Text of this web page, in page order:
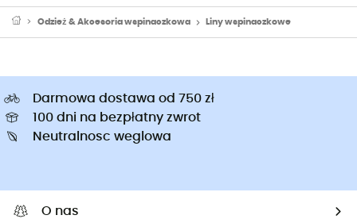
Odzież & Akcesoria wspinaczkowa Liny wspinaczkowe
Darmowa dostawa od 750 zł
100 dni na bezpłatny zwrot
Neutralnosc weglowa
O nas